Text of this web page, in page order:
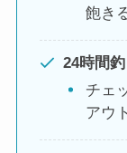
飽き
24時間
チェ
アウ